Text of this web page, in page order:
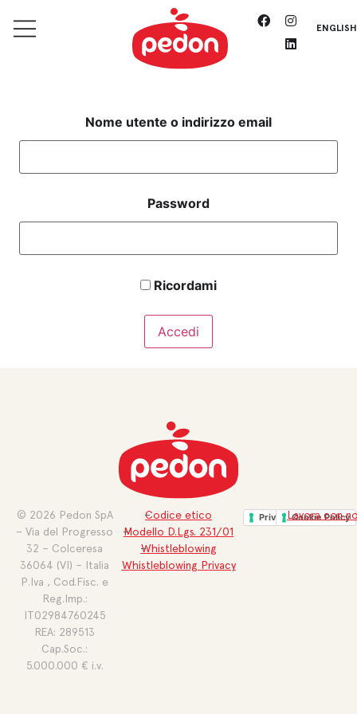
ENGLISH
Nome utente o indirizzo email
Password
Ricordami
Codice etico
Modello D.Lgs. 231/01
Whistleblowing
Whistleblowing Privacy
© 2026 Pedon SpA
– Via del Progresso
32 – Colceresa
36064 (VI) – Italia
P.Iva , Cod.Fisc. e
Reg.Imp.:
IT02984760245
REA: 289513
Cap.Soc.:
5.000.000 € i.v.
Privacy PolicyCookie Policy
Lavora con